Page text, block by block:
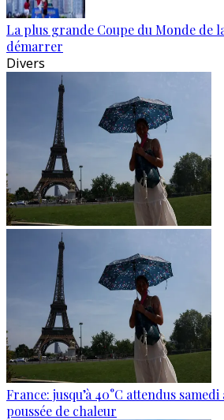
La plus grande Coupe du Monde de
démarrer
Divers
France: jusqu’à 40°C attendus
poussée de chaleur